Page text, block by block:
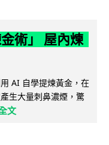
術」 屋內煉
AI 自學提煉黃金，在
生大量刺鼻濃煙，驚
文